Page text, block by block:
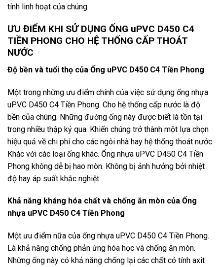
tính linh hoạt của chúng.
ƯU ĐIỂM KHI SỬ DỤNG ỐNG uPVC D450 C4
TIỀN PHONG CHO HỆ THỐNG CẤP THOÁT
NƯỚC
Độ bền và tuổi thọ của Ống uPVC D450 C4 Tiền Phong
Một trong những ưu điểm chính của việc sử dụng ống nhựa
uPVC D450 C4 Tiền Phong. Cho hệ thống cấp nước là độ
bền của chúng. Những đường ống này được biết là tồn tại
trong nhiều thập kỷ qua. Khiến chúng trở thành một lựa chọn
hiệu quả về chi phí cho các ngôi nhà hay hệ thống thoát nước.
Khác với các loại ống khác. Ống nhựa uPVC D450 C4 Tiền
Phong không dễ bị hao mòn. Không bị ảnh hưởng bởi nhiệt
độ hay áp suất khắc nghiệt.
Khả năng kháng hóa chất và chống ăn mòn của Ống
nhựa uPVC D450 C4 Tiền Phong
Một ưu điểm nữa của ống nhựa uPVC D450 C4 Tiền Phong.
Là khả năng chống phản ứng hóa học và chống ăn mòn.
Những ống này có khả năng chống lại các chất có tính axit